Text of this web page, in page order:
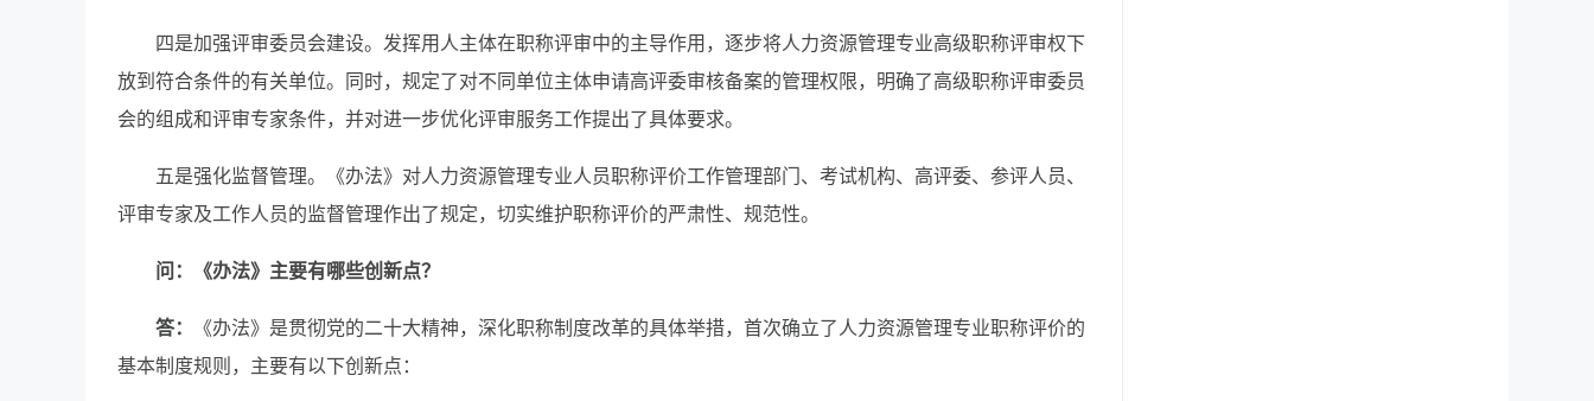
四是加强评审委员会建设。发挥用人主体在职称评审中的主导作用，逐步将人力资源管理专业高级职称评审权下
放到符合条件的有关单位。同时，规定了对不同单位主体申请高评委审核备案的管理权限，明确了高级职称评审委员
会的组成和评审专家条件，并对进一步优化评审服务工作提出了具体要求。
五是强化监督管理。《办法》对人力资源管理专业人员职称评价工作管理部门、考试机构、高评委、参评人员、
评审专家及工作人员的监督管理作出了规定，切实维护职称评价的严肃性、规范性。
问：《办法》主要有哪些创新点？
答：
《办法》是贯彻党的二十大精神，深化职称制度改革的具体举措，首次确立了人力资源管理专业职称评价的
基本制度规则，主要有以下创新点：